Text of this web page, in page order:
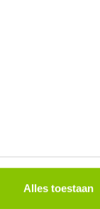
Alles toestaan
+ 8